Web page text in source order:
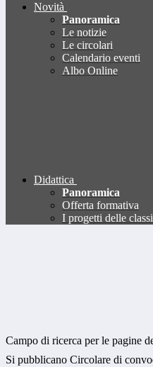
Novità
Panoramica
Le notizie
Le circolari
Calendario eventi
Albo Online
Didattica
Panoramica
Offerta formativa
I progetti delle classi
Campo di ricerca per le pagine
Si pubblicano Circolare di